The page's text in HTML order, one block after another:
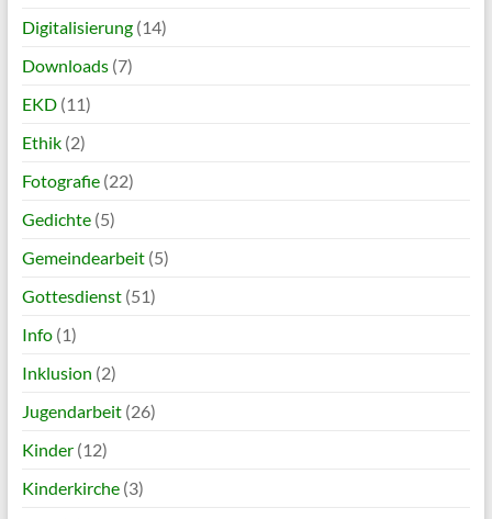
Digitalisierung(14)
Downloads(7)
EKD(11)
Ethik(2)
Fotografie(22)
Gedichte(5)
Gemeindearbeit(5)
Gottesdienst(51)
Info(1)
Inklusion (2)
Jugendarbeit(26)
Kinder(12)
Kinderkirche(3)